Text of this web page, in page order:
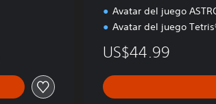
Avatar del juego
Avatar del juego
US$44.99